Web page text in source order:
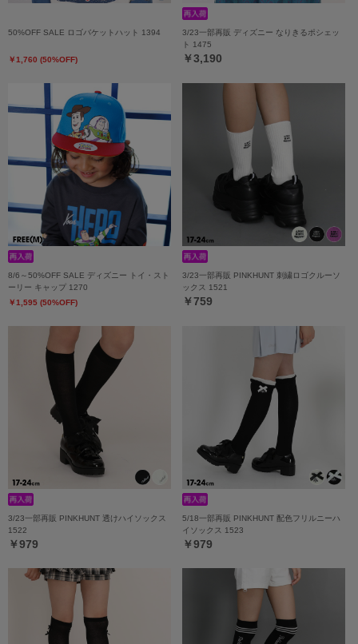
50%OFF SALE ロゴバケットハット 1394
￥1,760 (50%OFF)
3/23一部再販 ディズニー なりきるポシェッ
ト 1475
￥3,190
8/6～50%OFF SALE ディズニー トイ・スト
ーリー キャップ 1270
￥1,595 (50%OFF)
3/23一部再販 PINKHUNT 刺繍ロゴクルーソ
ックス 1521
￥759
3/23一部再販 PINKHUNT 透けハイソックス
1522
￥979
5/18一部再販 PINKHUNT 配色フリルニーハ
イソックス 1523
￥979